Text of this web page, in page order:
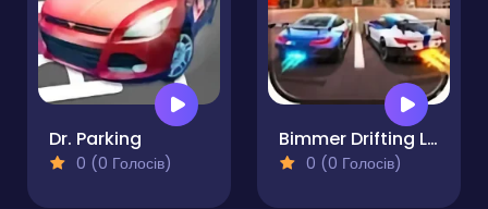
Dr. Parking
0 (0 Голосів)
Bimmer Drifting Legends
0 (0 Голосів)